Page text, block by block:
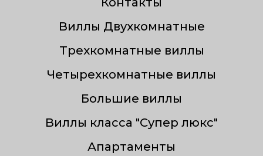
Виллы Двухкомнатные
Трехкомнатные виллы
Четырехкомнатные виллы
Большие виллы
Виллы класса "Супер люкс"
Апартаменты